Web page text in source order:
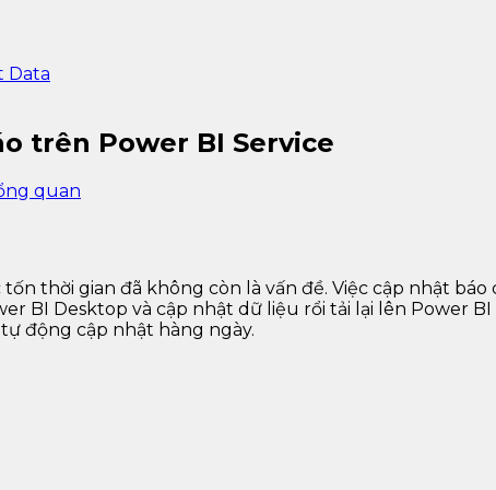
Data
trên Power BI Service
quan
thời gian đã không còn là vấn đề. Việc cập nhật
BI Desktop và cập nhật dữ liệu rổi tải lại lên Power
động cập nhật hàng ngày.